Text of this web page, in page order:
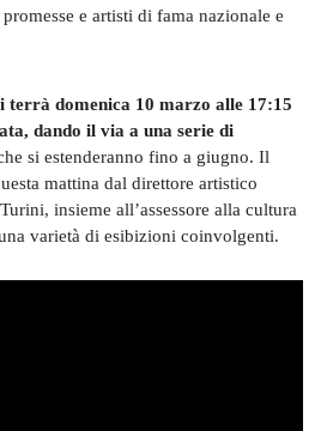
e artisti di fama nazionale e
terrà domenica 10 marzo alle 17:15
dando il via a una serie di
si estenderanno fino a giugno. Il
mattina dal direttore artistico
insieme all’assessore alla cultura
varietà di esibizioni coinvolgenti.